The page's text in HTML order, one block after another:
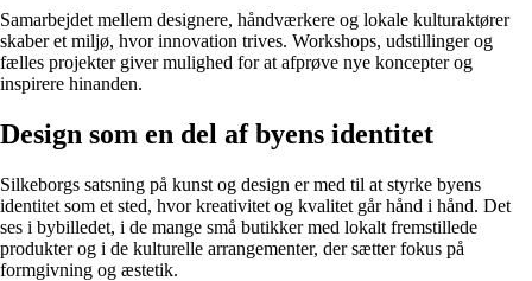
Samarbejdet mellem designere, håndværkere og lokale kulturaktører
skaber et miljø, hvor innovation trives. Workshops, udstillinger og
fælles projekter giver mulighed for at afprøve nye koncepter og
inspirere hinanden.
Design som en del af byens identitet
Silkeborgs satsning på kunst og design er med til at styrke byens
identitet som et sted, hvor kreativitet og kvalitet går hånd i hånd. Det
ses i bybilledet, i de mange små butikker med lokalt fremstillede
produkter og i de kulturelle arrangementer, der sætter fokus på
formgivning og æstetik.